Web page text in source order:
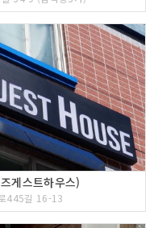
게스트하우스)
445길 16-13